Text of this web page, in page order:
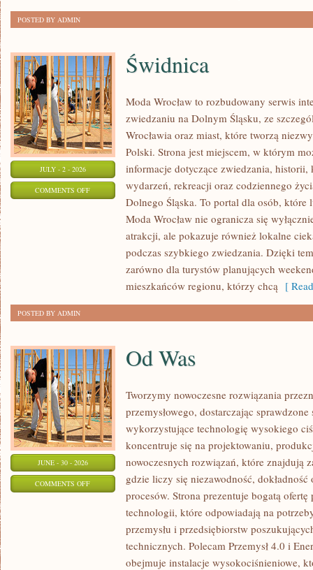
POSTED BY ADMIN
JULY - 2 - 2026
COMMENTS OFFON
Świdnica
Moda Wrocław to rozbudowany serwis
zwiedzaniu na Dolnym Śląsku, ze
Wrocławia oraz miast, które tworzą
Polski. Strona jest miejscem, w którym
informacje dotyczące zwiedzania,
wydarzeń, rekreacji oraz codziennego
Dolnego Śląska. To portal dla osób, które
Moda Wrocław nie ogranicza się
atrakcji, ale pokazuje również lokalne
podczas szybkiego zwiedzania. Dzięki
zarówno dla turystów planujących
mieszkańców regionu, którzy chcą [
POSTED BY ADMIN
JUNE - 30 - 2026
COMMENTS OFFON
Od Was
Tworzymy nowoczesne rozwiązania
przemysłowego, dostarczając
wykorzystujące technologię wysokiego
koncentruje się na projektowaniu,
nowoczesnych rozwiązań, które znajdują
gdzie liczy się niezawodność,
procesów. Strona prezentuje bogatą ofertę
technologii, które odpowiadają na
przemysłu i przedsiębiorstw
technicznych. Polecam Przemysł 4.0 i
obejmuje instalacje wysokociśnieniowe,